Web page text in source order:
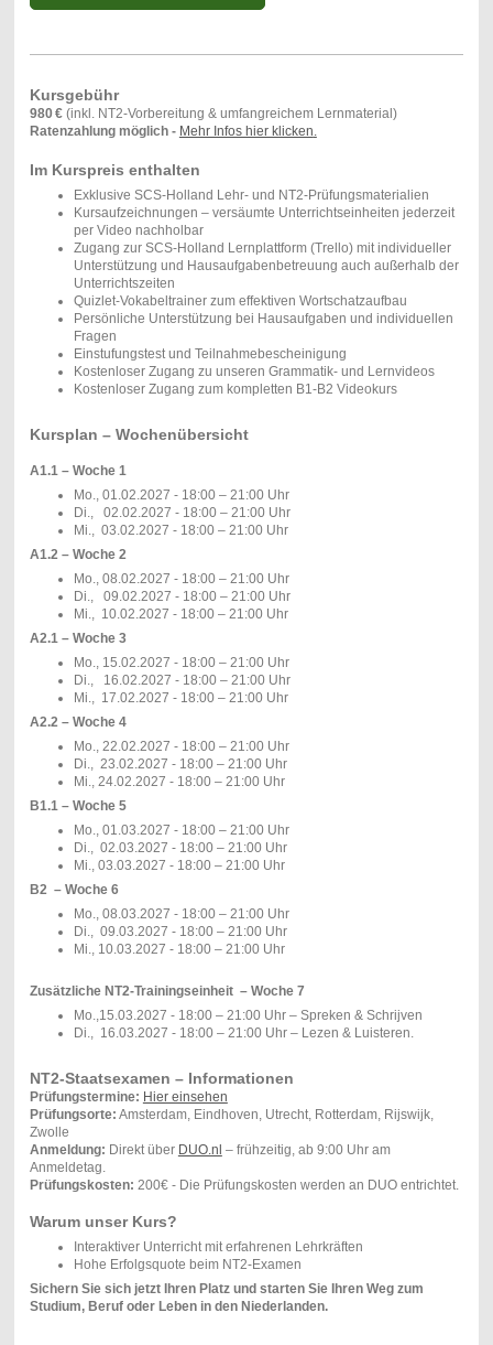
Kursgebühr
980 €(inkl. NT2-Vorbereitung & umfangreichem Lernmaterial)
Ratenzahlung möglich - Mehr Infos hier klicken.
Im Kurspreis enthalten
Exklusive SCS-Holland Lehr- und NT2-Prüfungsmaterialien
Kursaufzeichnungen – versäumte Unterrichtseinheiten jederzeit
per Video nachholbar
Zugang zur SCS-Holland Lernplattform (Trello) mit individueller
Unterstützung und Hausaufgabenbetreuung auch außerhalb der
Unterrichtszeiten
Quizlet-Vokabeltrainer zum effektiven Wortschatzaufbau
Persönliche Unterstützung bei Hausaufgaben und individuellen
Fragen
Einstufungstest und Teilnahmebescheinigung
Kostenloser Zugang zu unseren Grammatik- und Lernvideos
Kostenloser Zugang zum kompletten B1-B2 Videokurs
Kursplan – Wochenübersicht
A1.1 – Woche 1
Mo., 01.02.2027 - 18:00 – 21:00 Uhr
Di., 02.02.2027 - 18:00 – 21:00 Uhr
Mi., 03.02.2027 - 18:00 – 21:00 Uhr
A1.2 – Woche 2
Mo., 08.02.2027 - 18:00 – 21:00 Uhr
Di., 09.02.2027 - 18:00 – 21:00 Uhr
Mi., 10.02.2027 - 18:00 – 21:00 Uhr
A2.1 – Woche 3
Mo., 15.02.2027 - 18:00 – 21:00 Uhr
Di., 16.02.2027 - 18:00 – 21:00 Uhr
Mi., 17.02.2027 - 18:00 – 21:00 Uhr
A2.2 – Woche 4
Mo., 22.02.2027 - 18:00 – 21:00 Uhr
Di., 23.02.2027 - 18:00 – 21:00 Uhr
Mi., 24.02.2027 - 18:00 – 21:00 Uhr
B1.1 – Woche 5
Mo., 01.03.2027 - 18:00 – 21:00 Uhr
Di., 02.03.2027 - 18:00 – 21:00 Uhr
Mi., 03.03.2027 - 18:00 – 21:00 Uhr
B2 – Woche 6
Mo., 08.03.2027 - 18:00 – 21:00 Uhr
Di., 09.03.2027 - 18:00 – 21:00 Uhr
Mi., 10.03.2027 - 18:00 – 21:00 Uhr
Zusätzliche NT2-Trainingseinheit – Woche 7
Mo.,15.03.2027 - 18:00 – 21:00 Uhr – Spreken & Schrijven
Di., 16.03.2027 - 18:00 – 21:00 Uhr – Lezen & Luisteren.
NT2-Staatsexamen – Informationen
Prüfungstermine: Hier einsehen
Prüfungsorte: Amsterdam, Eindhoven, Utrecht, Rotterdam, Rijswijk,
Zwolle
Anmeldung: Direkt über DUO.nl – frühzeitig, ab 9:00 Uhr am
Anmeldetag.
Prüfungskosten: 200€ - Die Prüfungskosten werden an DUO entrichtet.
Warum unser Kurs?
Interaktiver Unterricht mit erfahrenen Lehrkräften
Hohe Erfolgsquote beim NT2-Examen
Sichern Sie sich jetzt Ihren Platz und starten Sie Ihren Weg zum
Studium, Beruf oder Leben in den Niederlanden.